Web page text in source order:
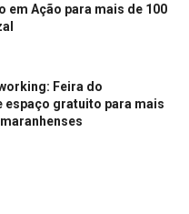
em Ação para mais de 100
Feira do
espaço gratuito para mais